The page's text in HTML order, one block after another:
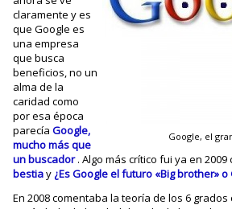
GoogIe, el
claramente y es
que Google es
una empresa
que busca
beneficios, no un
alma de la
caridad como
por esa época
parecíaGoogle,
mucho más que
un buscador. Algo más crítico fui ya en
bestiay ¿Es Google el futuro «Big brother»
En 2008 comentaba la teoría de los 6